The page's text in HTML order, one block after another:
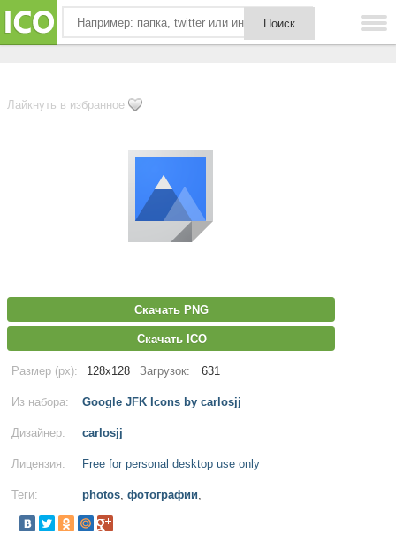
Лайкнуть в избранное
Скачать PNG
Скачать ICO
Размер (px): 128x128 Загрузок: 631
Из набора: Google JFK Icons by carlosjj
Дизайнер: carlosjj
Лицензия: Free for personal desktop use only
Теги: photos, фотографии,